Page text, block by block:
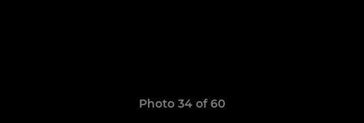
Photo 34 of 60